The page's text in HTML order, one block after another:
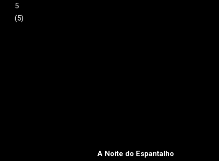
5
(5)
A Noite do Espantalho